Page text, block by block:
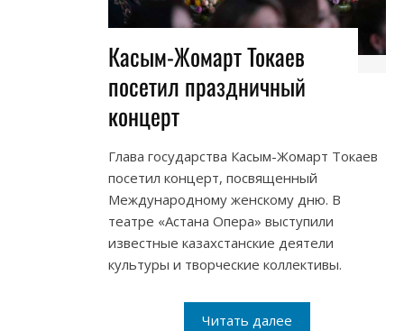
Касым-Жомарт Токаев
посетил праздничный
концерт
Глава государства Касым-Жомарт Токаев
посетил концерт, посвященный
Международному женскому дню. В
театре «Астана Опера» выступили
известные казахстанские деятели
культуры и творческие коллективы.
Читать далее